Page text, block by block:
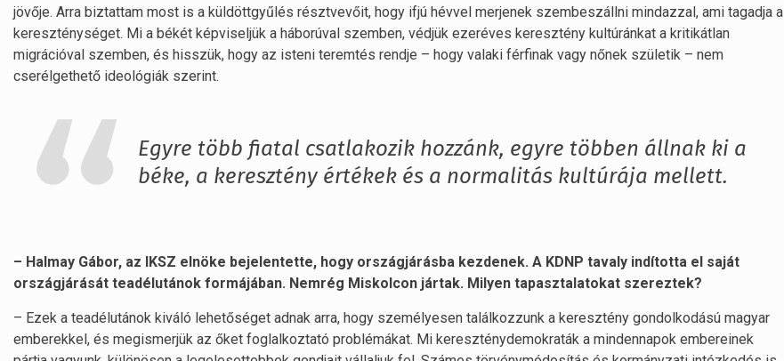
jövője. Arra biztattam most is a küldöttgyűlés résztvevőit, hogy ifjú hévvel merjenek szembeszállni mindazzal, ami tagadja a
kereszténységet. Mi a békét képviseljük a háborúval szemben, védjük ezeréves keresztény kultúránkat a kritikátlan
migrációval szemben, és hisszük, hogy az isteni teremtés rendje – hogy valaki férfinak vagy nőnek születik – nem
cserélgethető ideológiák szerint.
Egyre több fiatal csatlakozik hozzánk, egyre többen állnak ki a
béke, a keresztény értékek és a normalitás kultúrája mellett.
– Halmay Gábor, az IKSZ elnöke bejelentette, hogy országjárásba kezdenek. A KDNP tavaly indította el saját
országjárását teadélutánok formájában. Nemrég Miskolcon jártak. Milyen tapasztalatokat szereztek?
– Ezek a teadélutánok kiváló lehetőséget adnak arra, hogy személyesen találkozzunk a keresztény gondolkodású magyar
emberekkel, és megismerjük az őket foglalkoztató problémákat. Mi kereszténydemokraták a mindennapok embereinek